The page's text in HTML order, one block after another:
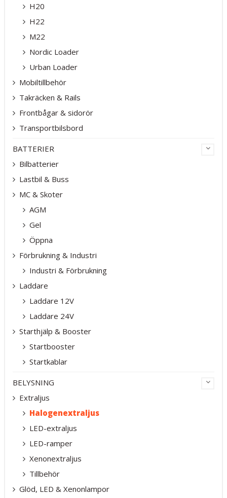
H20
H22
M22
Nordic Loader
Urban Loader
Mobiltillbehör
Takräcken & Rails
Frontbågar & sidorör
Transportbilsbord
BATTERIER
Bilbatterier
Lastbil & Buss
MC & Skoter
AGM
Gel
Öppna
Förbrukning & Industri
Industri & Förbrukning
Laddare
Laddare 12V
Laddare 24V
Starthjälp & Booster
Startbooster
Startkablar
BELYSNING
Extraljus
Halogenextraljus
LED-extraljus
LED-ramper
Xenonextraljus
Tillbehör
Glöd, LED & Xenonlampor